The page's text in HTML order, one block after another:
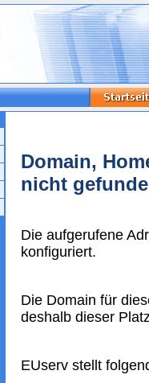
Domain,
nicht
Die aufgerufene
konfiguriert.
Die Domain für
deshalb dieser
EUserv stellt